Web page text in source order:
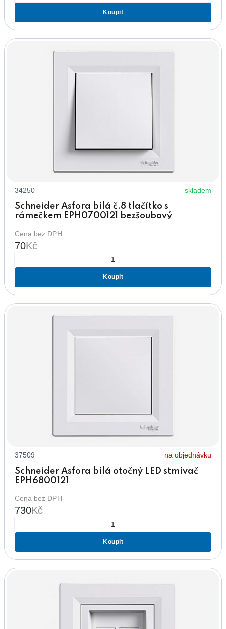
Koupit
34250 skladem
Schneider Asfora bílá č.8 tlačítko s
rámečkem EPH0700121 bezšoubový
Cena bez DPH
70Kč
Koupit
37509 na objednávku
Schneider Asfora bílá otočný LED stmívač
EPH6800121
Cena bez DPH
730Kč
Koupit